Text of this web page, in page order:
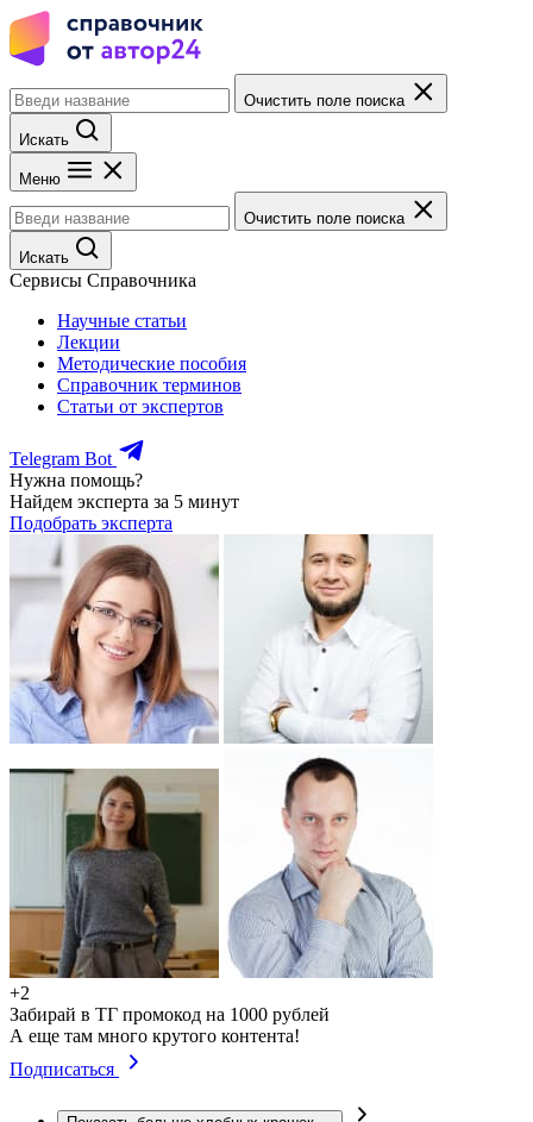
Очистить поле поиска
Искать
Меню
Очистить поле поиска
Искать
Сервисы Справочника
Научные статьи
Лекции
Методические пособия
Справочник терминов
Статьи от экспертов
Telegram Bot
Нужна помощь?
Найдем эксперта за 5 минут
Подобрать эксперта
+2
Забирай в ТГ промокод на 1000 рублей
А еще там много крутого контента!
Подписаться